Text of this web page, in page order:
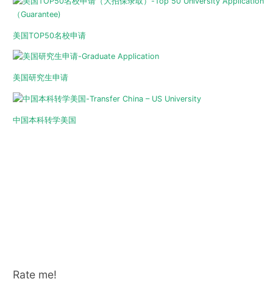
美国TOP50名校申请
美国研究生申请
中国本科转学美国
Rate me!